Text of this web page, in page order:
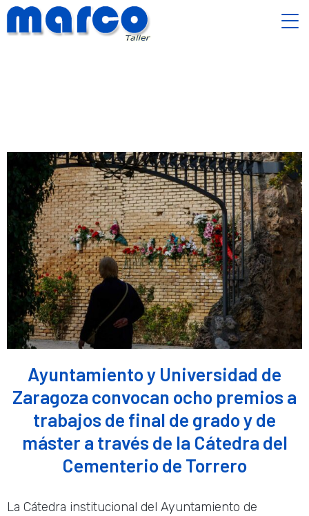
Ayuntamiento y Universidad de
Zaragoza convocan ocho premios a
trabajos de final de grado y de
máster a través de la Cátedra del
Cementerio de Torrero
La Cátedra institucional del Ayuntamiento de